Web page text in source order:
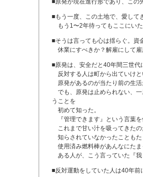
■もう一度、この土地で、愛して
もう1〜2年待ってもここにいた
■そうは言っても心は揺らぐ。資
休業にすべきか？解雇にして雇
■原発は、安全だと40年間三世代
反対する人は町から出ていけと
原発があるのが当たり前の生活
でも、原発は止められない、
うことを
初めて知った。
『管理できます』という言葉を
これまで甘い汁を吸ってきたの
知らされていなかったこともた
使用済み燃料棒があんなにたま
ある人が、こう言っていた『我
■反対運動をしていた人は40年